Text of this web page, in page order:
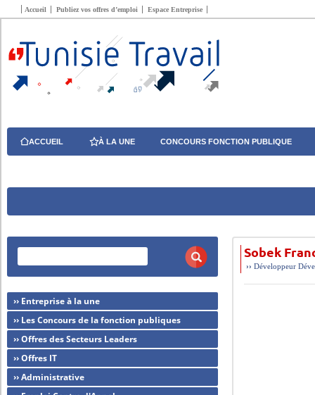
Accueil Publiez vos offres d’emploi Espace Entreprise
ACCUEIL À LA UNE CONCOURS FONCTION PUBLIQUE
Sobek
››Développeur
›› Entreprise à la une
›› Les Concours de la fonction publiques
›› Offres des Secteurs Leaders
›› Offres IT
›› Administrative